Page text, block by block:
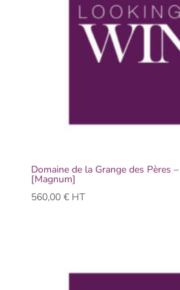
Domaine de la Grange des Pères
[Magnum]
560,00 € HT